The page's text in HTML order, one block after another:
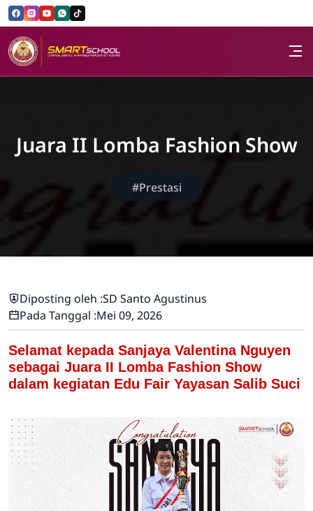
Skip to Content
SD Santo Agustinus
Juara II Lomba Fashion Show
#Prestasi
Diposting oleh :SD Santo Agustinus
Pada Tanggal :Mei 09, 2026
Selamat kepada Sanjaya Valentina Nguyen
sebagai Juara II Lomba Fashion Show
dalam kegiatan Edu Fair Yayasan Salib Suci